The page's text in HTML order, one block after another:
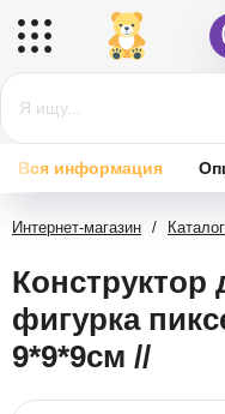
Вся информация
Интернет-магазин / Каталог
Конструктор
фигурка
9*9*9см //